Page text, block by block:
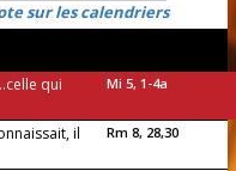
sur les calendriers
qui
Mi 5, 1-4a
il
Rm 8, 28,30